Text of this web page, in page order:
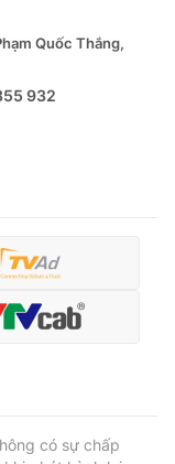
Quốc Thắng,
932
có sự chấp